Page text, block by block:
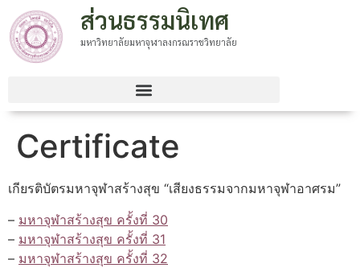
ส่วนธรรมนิเทศ
มหาวิทยาลัยมหาจุฬาลงกรณราชวิทยาลัย
Certificate
เกียรติบัตรมหาจุฬาสร้างสุข “เสียงธรรมจากมหาจุฬาอาศรม”
– มหาจุฬาสร้างสุข ครั้งที่ 30
– มหาจุฬาสร้างสุข ครั้งที่ 31
– มหาจุฬาสร้างสุข ครั้งที่ 32